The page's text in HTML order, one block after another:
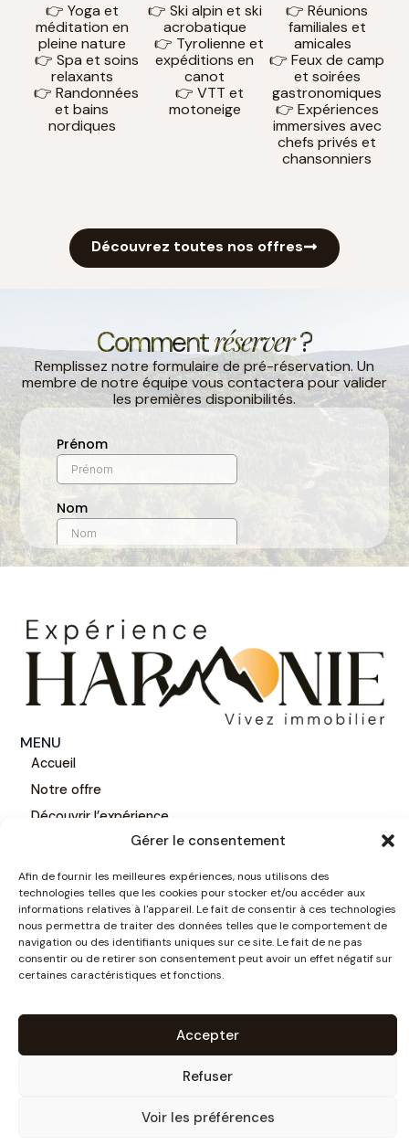
Gérer le consentement
Afin de fournir les meilleures expériences, nous utilisons des
technologies telles que les cookies pour stocker et/ou accéder aux
informations relatives à l'appareil. Le fait de consentir à ces technologies
nous permettra de traiter des données telles que le comportement de
navigation ou des identifiants uniques sur ce site. Le fait de ne pas
consentir ou de retirer son consentement peut avoir un effet négatif sur
certaines caractéristiques et fonctions.
Accepter
Refuser
Voir les préférences
👉 Yoga et
méditation en
pleine nature
👉 Spa et soins
relaxants
👉 Randonnées
et bains
nordiques
👉 Ski alpin et ski
acrobatique
👉 Tyrolienne et
expéditions en
canot
👉 VTT et
motoneige
👉 Réunions
familiales et
amicales
👉 Feux de camp
et soirées
gastronomiques
👉 Expériences
immersives avec
chefs privés et
chansonniers
Découvrez toutes nos offres
Commentréserver?
Remplissez notre formulaire de pré-réservation. Un
membre de notre équipe vous contactera pour valider
les premières disponibilités.
MENU
Accueil
Notre offre
Découvrir l’expérience
Location
NOUS JOINDRE
Contactez-nous
Politique de confidentialité
Politique de témoins (CA)
@2026, Tous droits réservés | Expérience Harmonie | Propulsé par par